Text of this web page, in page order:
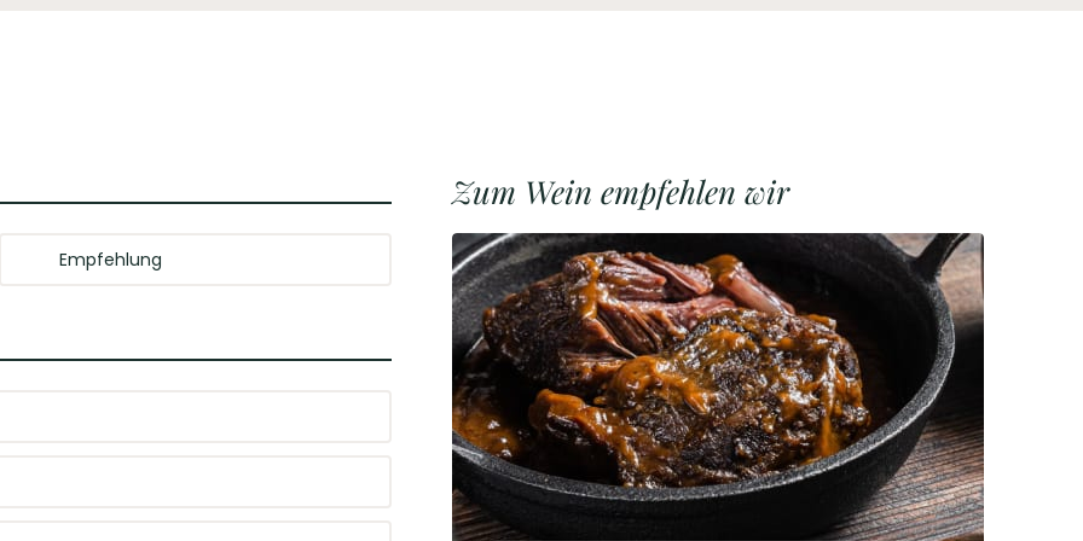
Empfehlung
Schatten der großen Anbauregionen aus
Denn der bislang größte Coup der noch
Zum Wein empfehlen wir